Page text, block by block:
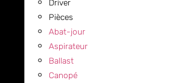
Driver
Pièces
Abat-jour
Aspirateur
Ballast
Canopé